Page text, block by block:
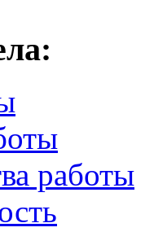
работы